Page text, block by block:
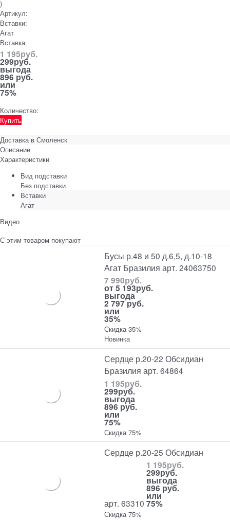
)
Артикул:
Вставки:
Агат
Вставка
1 195руб.
299руб.
выгода
896 руб.
или
75%
Количество:
Купить
Доставка в Смоленск
Описание
Характеристики
Вид подставки
Без подставки
Вставки
Агат
Видео
С этим товаром покупают
Бусы р.48 и 50 д.6,5, д.10-18
Агат Бразилия арт. 24063750
7 990руб.
от5 193руб.
выгода
2 797 руб.
или
35%
Скидка 35%
Новинка
Сердце р.20-22 Обсидиан
Бразилия арт. 64864
1 195руб.
299руб.
выгода
896 руб.
или
75%
Скидка 75%
Сердце р.20-25 Обсидиан
арт. 63310
1 195руб.
299руб.
выгода
896 руб.
или
75%
Скидка 75%